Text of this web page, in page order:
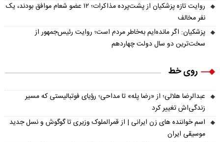
روایت تازه پزشکیان از پشت‌پرده مذاکرات؛ ۱۲ عضو شعام موافق بودند، یک
نفر مخالف
پزشکیان: اگر مانده‌ایم به‌خاطر مردم است؛ روایت رئیس‌جمهور از
سخت‌ترین دو سال دولت چهاردهم
روی خط
عبدالرضا هلالی؛ از «رضا پله» تا مداحی؛ رؤیای فوتبالیستی که مسیر
زندگی‌اش تغییر کرد
اسم خواننده های زن ایرانی | از قمرالملوک وزیری تا گوگوش و نسل جدید
موسیقی ایران